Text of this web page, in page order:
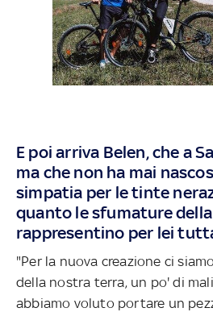
E poi arriva Belen, che a
ma che non ha mai
simpatia per le tinte
quanto le sfumature
rappresentino per lei
"Per la nuova creazione ci
della nostra terra, un po' di
abbiamo voluto portare un